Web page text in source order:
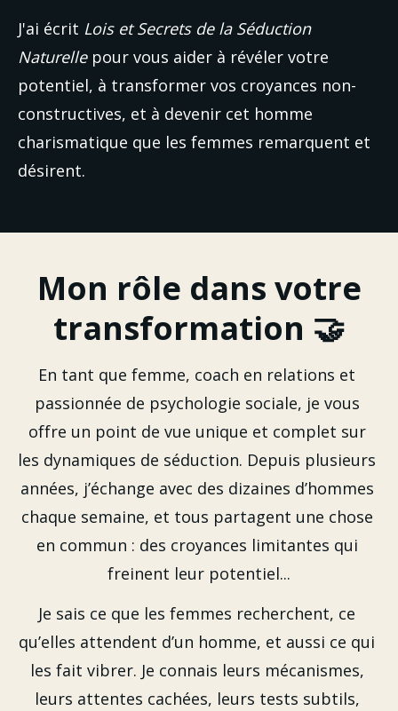
J'ai écrit Lois et Secrets de la Séduction
Naturelle pour vous aider à révéler votre
potentiel, à transformer vos croyances non-
constructives, et à devenir cet homme
charismatique que les femmes remarquent et
désirent.
Mon rôle dans votre
transformation 🤝
En tant que femme, coach en relations et
passionnée de psychologie sociale, je vous
offre un point de vue unique et complet sur
les dynamiques de séduction. Depuis plusieurs
années, j’échange avec des dizaines d’hommes
chaque semaine, et tous partagent une chose
en commun : des croyances limitantes qui
freinent leur potentiel...
Je sais ce que les femmes recherchent, ce
qu’elles attendent d’un homme, et aussi ce qui
les fait vibrer. Je connais leurs mécanismes,
leurs attentes cachées, leurs tests subtils,